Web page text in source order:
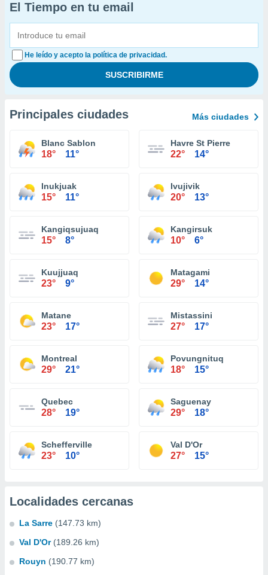
El Tiempo en tu email
He leído y acepto la política de privacidad.
Principales ciudades Más ciudades
Blanc Sablon
18° 11°
Havre St Pierre
22° 14°
Inukjuak
15° 11°
Ivujivik
20° 13°
Kangiqsujuaq
15° 8°
Kangirsuk
10° 6°
Kuujjuaq
23° 9°
Matagami
29° 14°
Matane
23° 17°
Mistassini
27° 17°
Montreal
29° 21°
Povungnituq
18° 15°
Quebec
28° 19°
Saguenay
29° 18°
Schefferville
23° 10°
Val D'Or
27° 15°
Localidades cercanas
La Sarre (147.73 km)
Val D'Or (189.26 km)
Rouyn (190.77 km)